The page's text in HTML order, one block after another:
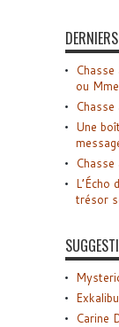
ou Mme
Une
L’Écho
trésor
Carine